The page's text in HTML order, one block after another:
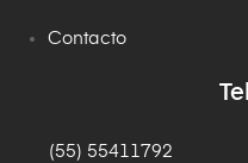
Contacto
(55) 55411792